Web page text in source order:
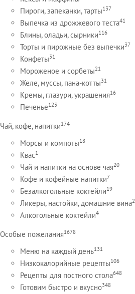
Пироги, запеканки, тарты137
Выпечка из дрожжевого теста41
Блины, оладьи, сырники116
Торты и пирожные без выпечки37
Конфеты31
Мороженое и сорбеты21
Желе, муссы, пана-котты31
Кремы, глазури, украшения16
Печенье123
Чай, кофе, напитки174
Морсы и компоты18
Квас1
Чай и напитки на основе чая20
Кофе и кофейные напитки7
Безалкогольные коктейли19
Ликеры, настойки, домашние вина2
Алкогольные коктейли4
Особые пожелания1678
Меню на каждый день131
Низкокалорийные рецепты106
Рецепты для постного стола648
Готовим быстро и вкусно348